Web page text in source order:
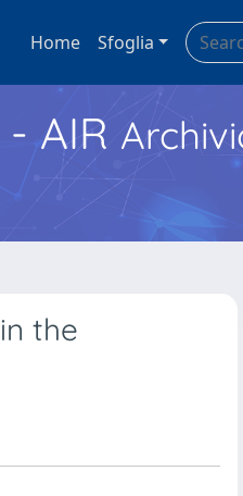
Home Sfoglia
- AIR
the